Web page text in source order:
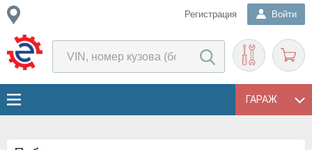
Регистрация Войти
ГАРАЖ